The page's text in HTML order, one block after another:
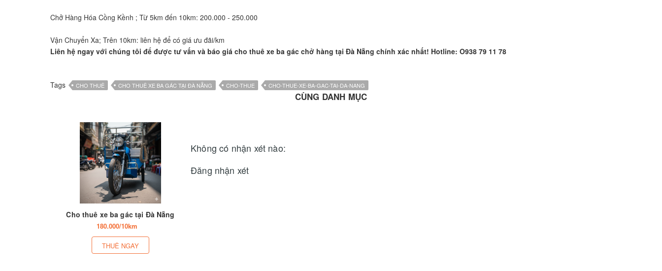
Chở Hàng Hóa Cồng Kềnh ; Từ 5km đến 10km: 200.000 - 250.000
Vận Chuyển Xa; Trên 10km: liên hệ để có giá ưu đãi/km
Liên hệ ngay với chúng tôi để được tư vấn và báo giá cho thuê xe ba gác chở hàng tại Đà Nẵng chính xác nhất! Hotline: O938 79 11 78
Tags CHO THUÊ CHO THUÊ XE BA GÁC TẠI ĐÀ NẴNG CHO-THUE CHO-THUE-XE-BA-GAC-TAI-DA-NANG
CÙNG DANH MỤC
Cho thuê xe ba gác tại Đà Nẵng
180.000/10km
THUÊ NGAY
Không có nhận xét nào:
Đăng nhận xét